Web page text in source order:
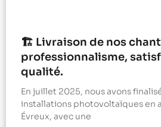
🏗️ Livraison de nos
professionnalisme,
qualité.
En juillet 2025, nous avons
installations photovoltaïques en
Évreux, avec une